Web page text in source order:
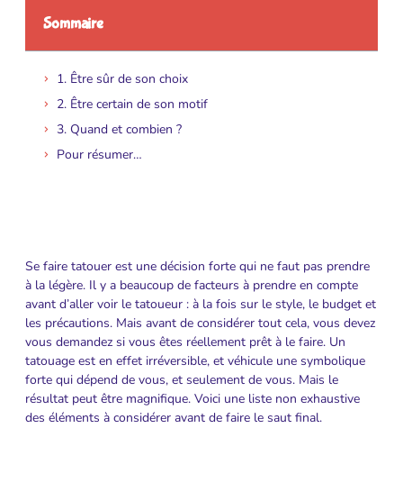
Sommaire
1. Être sûr de son choix
2. Être certain de son motif
3. Quand et combien ?
Pour résumer…
Se faire tatouer est une décision forte qui ne faut pas prendre
à la légère. Il y a beaucoup de facteurs à prendre en compte
avant d’aller voir le tatoueur : à la fois sur le style, le budget et
les précautions. Mais avant de considérer tout cela, vous devez
vous demandez si vous êtes réellement prêt à le faire. Un
tatouage est en effet irréversible, et véhicule une symbolique
forte qui dépend de vous, et seulement de vous. Mais le
résultat peut être magnifique. Voici une liste non exhaustive
des éléments à considérer avant de faire le saut final.